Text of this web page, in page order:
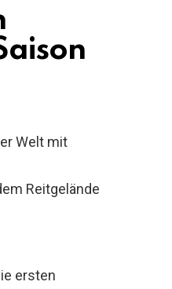
Welt mit
Reitgelände
ersten